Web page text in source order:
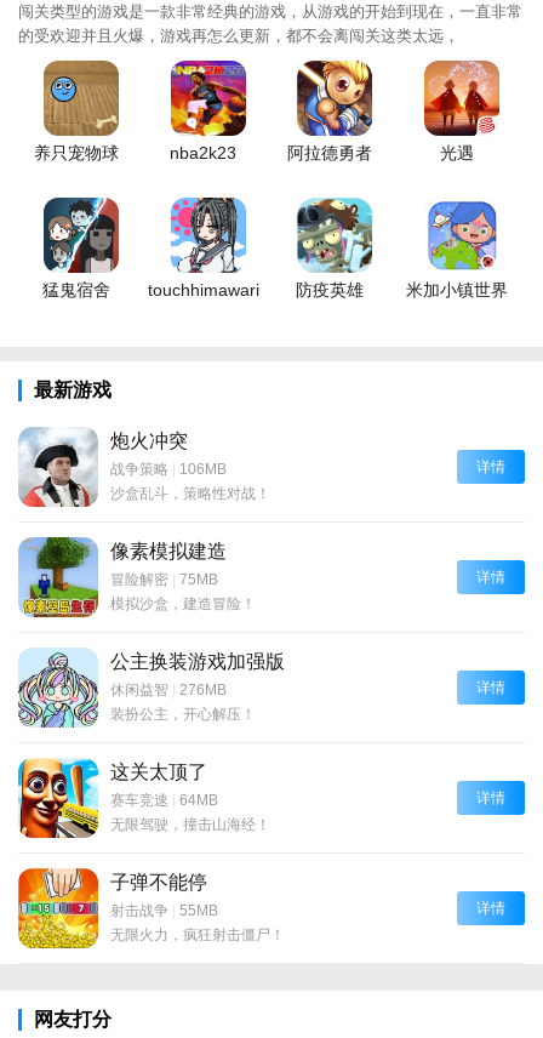
闯关类型的游戏是一款非常经典的游戏，从游戏的开始到现在，一直非常
的受欢迎并且火爆，游戏再怎么更新，都不会离闯关这类太远，
养只宠物球 nba2k23 阿拉德勇者 光遇
猛鬼宿舍 touchhimawari 防疫英雄 米加小镇世界
最新游戏
炮火冲突
战争策略 | 106MB
沙盒乱斗，策略性对战！
详情
像素模拟建造
冒险解密 | 75MB
模拟沙盒，建造冒险！
详情
公主换装游戏加强版
休闲益智 | 276MB
装扮公主，开心解压！
详情
这关太顶了
赛车竞速 | 64MB
无限驾驶，撞击山海经！
详情
子弹不能停
射击战争 | 55MB
无限火力，疯狂射击僵尸！
详情
网友打分